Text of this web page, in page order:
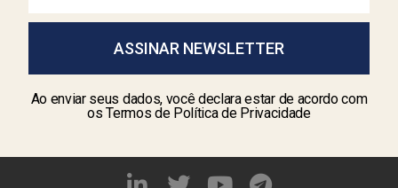
ASSINAR NEWSLETTER
Ao enviar seus dados, você declara estar de acordo com
os Termos de Política de Privacidade